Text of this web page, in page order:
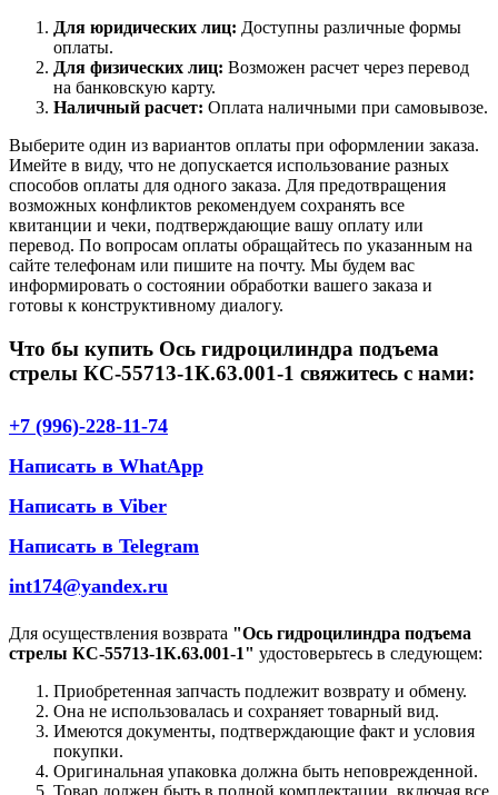
Для юридических лиц: Доступны различные формы
оплаты.
Для физических лиц: Возможен расчет через перевод
на банковскую карту.
Наличный расчет: Оплата наличными при самовывозе.
Выберите один из вариантов оплаты при оформлении заказа.
Имейте в виду, что не допускается использование разных
способов оплаты для одного заказа. Для предотвращения
возможных конфликтов рекомендуем сохранять все
квитанции и чеки, подтверждающие вашу оплату или
перевод. По вопросам оплаты обращайтесь по указанным на
сайте телефонам или пишите на почту. Мы будем вас
информировать о состоянии обработки вашего заказа и
готовы к конструктивному диалогу.
Что бы купить Ось гидроцилиндра подъема
стрелы КС-55713-1К.63.001-1 свяжитесь с нами:
+7 (996)-228-11-74
Написать в WhatApp
Написать в Viber
Написать в Telegram
int174@yandex.ru
Для осуществления возврата "Ось гидроцилиндра подъема
стрелы КС-55713-1К.63.001-1" удостоверьтесь в следующем:
Приобретенная запчасть подлежит возврату и обмену.
Она не использовалась и сохраняет товарный вид.
Имеются документы, подтверждающие факт и условия
покупки.
Оригинальная упаковка должна быть неповрежденной.